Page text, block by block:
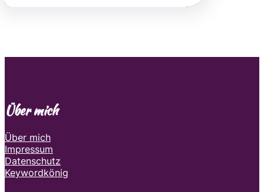
Über mich
Über mich
Impressum
Datenschutz
Keywordkönig